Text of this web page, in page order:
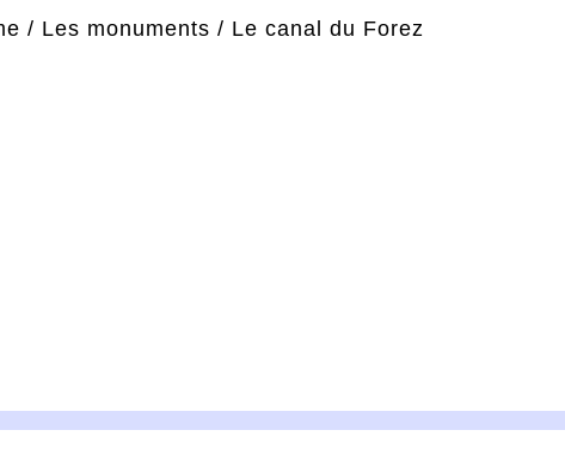
/ Les monuments / Le canal du Forez